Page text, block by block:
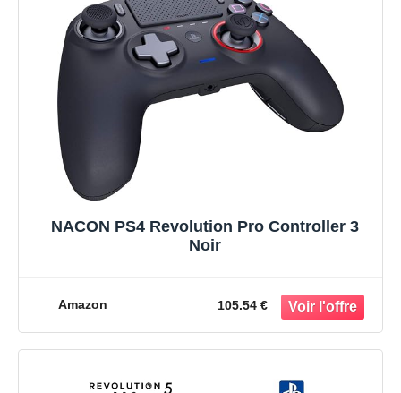
NACON PS4 Revolution Pro Controller 3
Noir
Amazon 105.54 €